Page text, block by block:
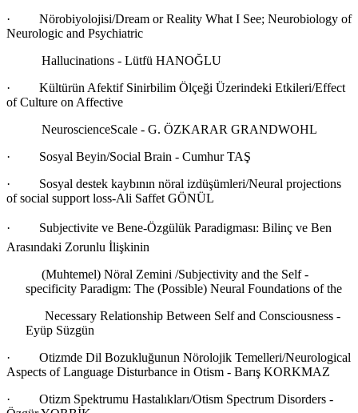
· Nörobiyolojisi/Dream or Reality What I See; Neurobiology of
Neurologic and Psychiatric
Hallucinations - Lütfü HANOĞLU
· Kültürün Afektif Sinirbilim Ölçeği Üzerindeki Etkileri/Effect
of Culture on Affective
NeuroscienceScale - G. ÖZKARAR GRANDWOHL
· Sosyal Beyin/Social Brain - Cumhur TAŞ
· Sosyal destek kaybının nöral izdüşümleri/Neural projections
of social support loss-Ali Saffet GÖNÜL
· Subjectivite ve Bene-Özgülük Paradigması: Bilinç ve Ben
Arasındaki Zorunlu İlişkinin
(Muhtemel) Nöral Zemini /Subjectivity and the Self -
specificity Paradigm: The (Possible) Neural Foundations of the
Necessary Relationship Between Self and Consciousness -
Eyüp Süzgün
· Otizmde Dil Bozukluğunun Nörolojik Temelleri/Neurological
Aspects of Language Disturbance in Otism - Barış KORKMAZ
· Otizm Spektrumu Hastalıkları/Otism Spectrum Disorders -